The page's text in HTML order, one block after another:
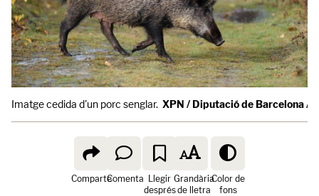
Imatge cedida d'un porc senglar. XPN / Diputació de Barcelona /
ComparteComenta Llegir
després
Grandària
de lletra
Color de
fons